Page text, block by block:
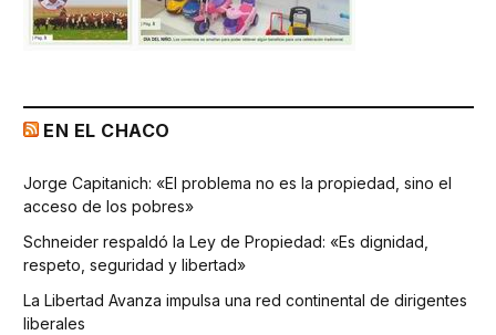
EN EL CHACO
Jorge Capitanich: «El problema no es la propiedad, sino el
acceso de los pobres»
Schneider respaldó la Ley de Propiedad: «Es dignidad,
respeto, seguridad y libertad»
La Libertad Avanza impulsa una red continental de dirigentes
liberales